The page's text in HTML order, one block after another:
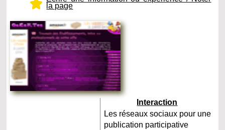
la page
Interaction
Les réseaux sociaux pour une
publication participative